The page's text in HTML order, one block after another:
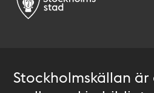
Stockholmskällan